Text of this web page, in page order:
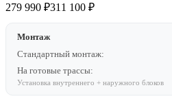
279 990 ₽311 100 ₽
Монтаж
Стандартный монтаж:
На готовые трассы:
Установка внутреннего + наружного блоков